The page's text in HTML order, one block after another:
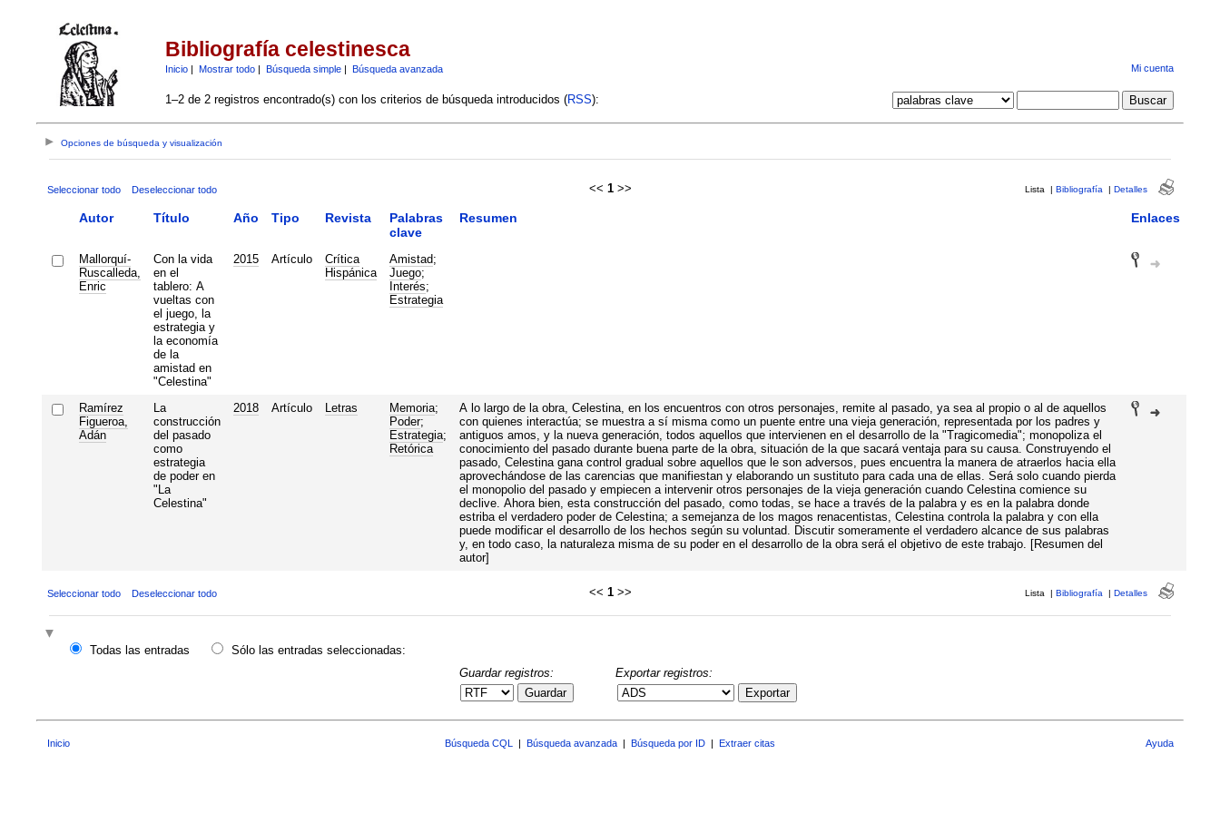
Bibliografía celestinesca
Inicio| Mostrar todo| Búsqueda simple| Búsqueda avanzada Mi cuenta
1–2 de 2 registros encontrado(s) con los criterios de búsqueda introducidos (RSS):
Opciones de búsqueda y visualización
Seleccionar todo Deseleccionar todo << 1 >> Lista | Bibliografía | Detalles
Autor Título Año Tipo Revista
Palabras
clave
Resumen Enlaces
Mallorquí-
Ruscalleda,
Enric
Con la vida
en el
tablero: A
vueltas con
el juego, la
estrategia y
la economía
de la
amistad en
"Celestina"
2015 Artículo
Crítica
Hispánica
Amistad;
Juego;
Interés;
Estrategia
Ramírez
Figueroa,
Adán
La
construcción
del pasado
como
estrategia
de poder en
"La
Celestina"
2018 Artículo Letras Memoria;
Poder;
Estrategia;
Retórica
A lo largo de la obra, Celestina, en los encuentros con otros personajes, remite al pasado, ya sea al propio o al de aquellos
con quienes interactúa; se muestra a sí misma como un puente entre una vieja generación, representada por los padres y
antiguos amos, y la nueva generación, todos aquellos que intervienen en el desarrollo de la "Tragicomedia"; monopoliza el
conocimiento del pasado durante buena parte de la obra, situación de la que sacará ventaja para su causa. Construyendo el
pasado, Celestina gana control gradual sobre aquellos que le son adversos, pues encuentra la manera de atraerlos hacia ella
aprovechándose de las carencias que manifiestan y elaborando un sustituto para cada una de ellas. Será solo cuando pierda
el monopolio del pasado y empiecen a intervenir otros personajes de la vieja generación cuando Celestina comience su
declive. Ahora bien, esta construcción del pasado, como todas, se hace a través de la palabra y es en la palabra donde
estriba el verdadero poder de Celestina; a semejanza de los magos renacentistas, Celestina controla la palabra y con ella
puede modificar el desarrollo de los hechos según su voluntad. Discutir someramente el verdadero alcance de sus palabras
y, en todo caso, la naturaleza misma de su poder en el desarrollo de la obra será el objetivo de este trabajo. [Resumen del
autor]
Seleccionar todo Deseleccionar todo << 1 >> Lista | Bibliografía | Detalles
Todas las entradas
Sólo las entradas seleccionadas:
Guardar registros:
Guardar
Exportar registros:
Exportar
Inicio Búsqueda CQL Búsqueda avanzada Búsqueda por ID Extraer citas Ayuda